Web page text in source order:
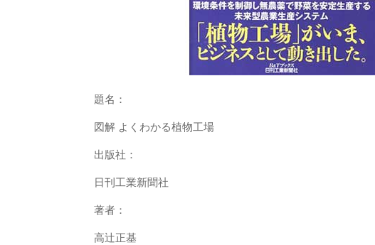
題名：
図解 よくわかる植物工場
出版社：
日刊工業新聞社
著者：
高辻正基